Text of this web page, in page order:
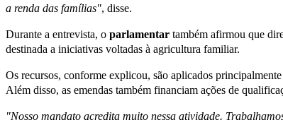
a renda das famílias", disse.
Durante a entrevista, o parlamentar também afirmou que
destinada a iniciativas voltadas à agricultura familiar.
Os recursos, conforme explicou, são aplicados
Além disso, as emendas também financiam ações de
"Nosso mandato acredita muito nessa atividade.